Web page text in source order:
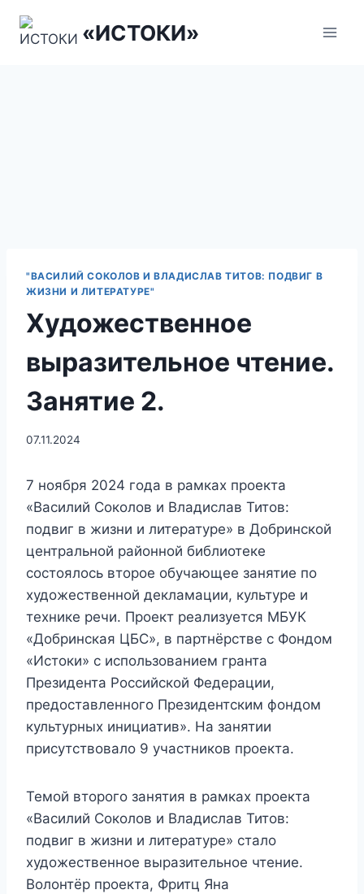
«ИСТОКИ»
"ВАСИЛИЙ СОКОЛОВ И ВЛАДИСЛАВ ТИТОВ: ПОДВИГ В
ЖИЗНИ И ЛИТЕРАТУРЕ"
Художественное
выразительное чтение.
Занятие 2.
07.11.2024
7 ноября 2024 года в рамках проекта
«Василий Соколов и Владислав Титов:
подвиг в жизни и литературе» в Добринской
центральной районной библиотеке
состоялось второе обучающее занятие по
художественной декламации, культуре и
технике речи. Проект реализуется МБУК
«Добринская ЦБС», в партнёрстве с Фондом
«Истоки» с использованием гранта
Президента Российской Федерации,
предоставленного Президентским фондом
культурных инициатив». На занятии
присутствовало 9 участников проекта.
Темой второго занятия в рамках проекта
«Василий Соколов и Владислав Титов:
подвиг в жизни и литературе» стало
художественное выразительное чтение.
Волонтёр проекта, Фритц Яна